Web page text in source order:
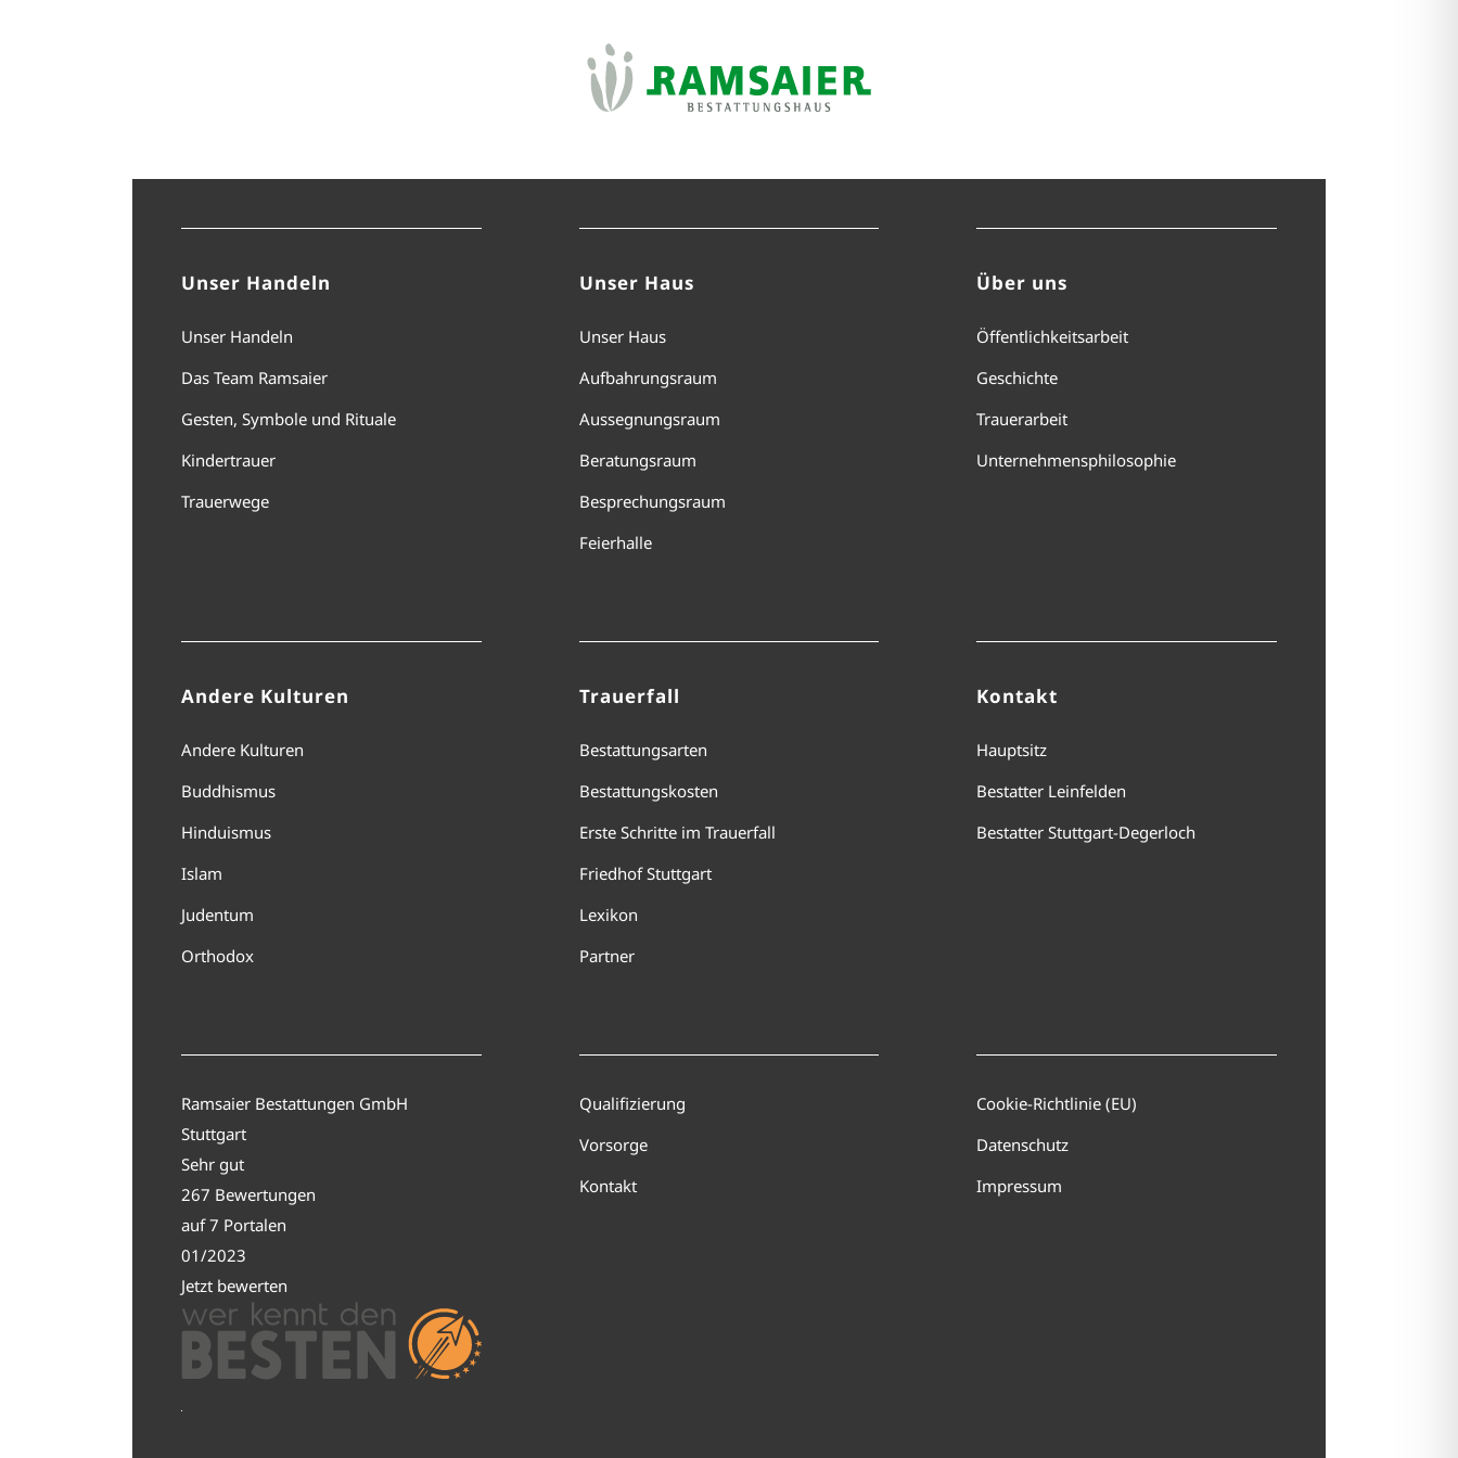
Unser Handeln
Unser Handeln
Das Team Ramsaier
Gesten, Symbole und Rituale
Kindertrauer
Trauerwege
Andere Kulturen
Andere Kulturen
Buddhismus
Hinduismus
Islam
Judentum
Orthodox
Ramsaier Bestattungen GmbH
Stuttgart
Sehr gut
267 Bewertungen
auf 7 Portalen
01/2023
Jetzt bewerten
Unser Haus
Unser Haus
Aufbahrungsraum
Aussegnungsraum
Beratungsraum
Besprechungsraum
Feierhalle
Trauerfall
Bestattungsarten
Bestattungskosten
Erste Schritte im Trauerfall
Friedhof Stuttgart
Lexikon
Partner
Qualifizierung
Vorsorge
Kontakt
Über uns
Öffentlichkeitsarbeit
Geschichte
Trauerarbeit
Unternehmensphilosophie
Kontakt
Hauptsitz
Bestatter Leinfelden
Bestatter Stuttgart-Degerloch
Cookie-Richtlinie (EU)
Datenschutz
Impressum